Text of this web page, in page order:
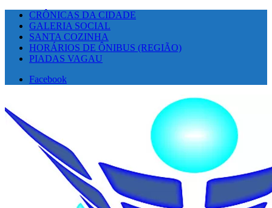
CRÔNICAS DA CIDADE
GALERIA SOCIAL
SANTA COZINHA
HORÁRIOS DE ÔNIBUS (REGIÃO)
PIADAS VAGAU
Facebook